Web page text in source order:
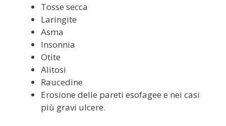
Tosse secca
Laringite
Asma
Insonnia
Otite
Alitosi
Raucedine
Erosione delle pareti esofagee e nei casi
più gravi ulcere.